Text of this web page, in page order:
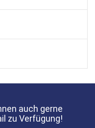
auch gerne
zu Verfügung!